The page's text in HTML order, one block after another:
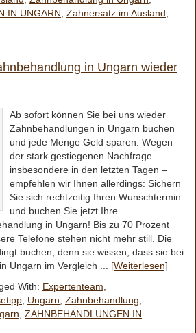
IN UNGARN Zahnersatz im Ausland
in Ungarn wieder
Ab sofort können Sie bei uns wieder
Zahnbehandlungen in Ungarn buchen
und jede Menge Geld sparen. Wegen
der stark gestiegenen Nachfrage –
insbesondere in den letzten Tagen –
empfehlen wir Ihnen allerdings: Sichern
Sie sich rechtzeitig Ihren Wunschtermin
und buchen Sie jetzt Ihre
in Ungarn! Bis zu 70 Prozent
Telefone stehen nicht mehr still. Die
buchen, denn sie wissen, dass sie bei
Ungarn im Vergleich ... [Weiterlesen]
With: Expertenteam
Ungarn Zahnbehandlung
ZAHNBEHANDLUNGEN IN